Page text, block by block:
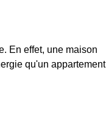
En effet, une maison
qu'un appartement